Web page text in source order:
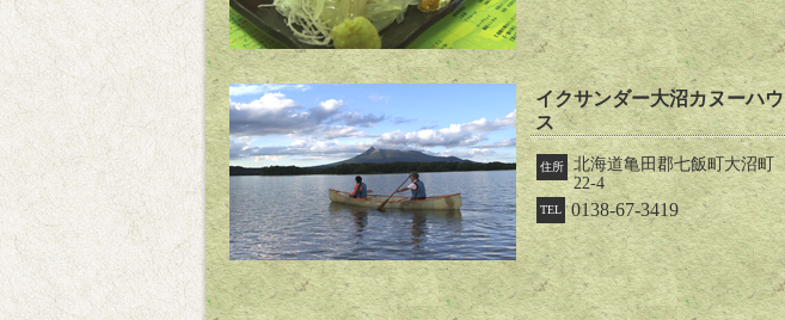
イクサンダー大沼カヌーハウ
ス
住所
北海道亀田郡七飯町大沼町
22-4
TEL 0138-67-3419